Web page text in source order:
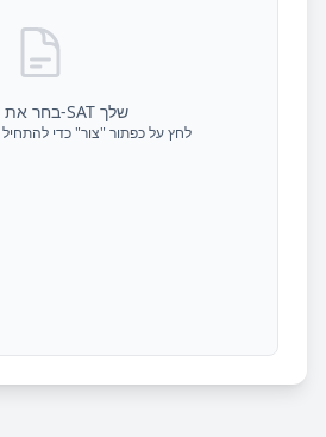
בחר את רמת ה-SAT שלך
לחץ על כפתור "צור" כדי להתחיל